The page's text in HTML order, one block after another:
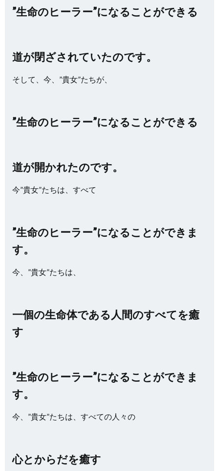
”生命のヒーラー”になることができる
道が閉ざされていたのです。
そして、今、”貴女”たちが、
”生命のヒーラー”になることができる
道が開かれたのです。
今”貴女”たちは、すべて
”生命のヒーラー”になることができま
す。
今、”貴女”たちは、
一個の生命体である人間のすべてを癒
す
”生命のヒーラー”になることができま
す。
今、”貴女”たちは、すべての人々の
心とからだを癒す